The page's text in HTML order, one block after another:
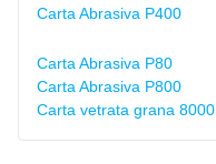
Carta Abrasiva P400
Carta Abrasiva P80
Carta Abrasiva P800
Carta vetrata grana 8000